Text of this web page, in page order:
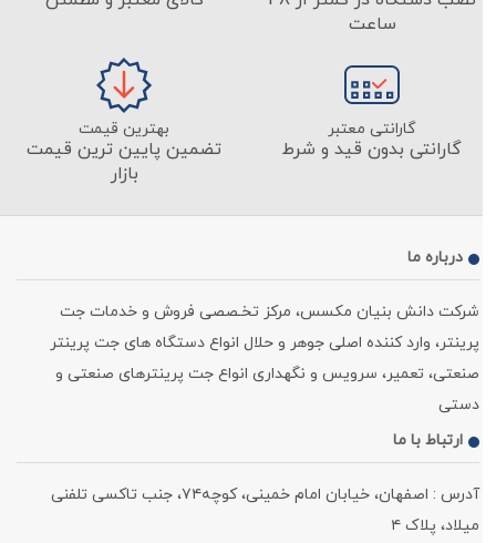
ساعت
گارانتی معتبر
گارانتی بدون قید و شرط
بهترین قیمت
تضمین پایین ترین قیمت
بازار
درباره ما
شرکت دانش بنیان مکسس، مرکز تخـصصی فروش و خدمات جت
پرینتر، وارد کننده اصلی جوهر و حلال انواع دستگاه های جت پرینتر
صنعتی، تعمیر، سرویس و نگهداری انواع جت پرینترهای صنعتی و
دستی
ارتباط با ما
آدرس : اصفهان، خیابان امام خمینی، کوچه۷۴، جنب تاکسی تلفنی
میلاد، پلاک ۴